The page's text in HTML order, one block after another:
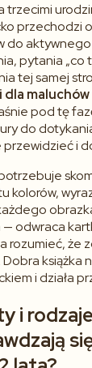
trzecimi
przechodzi
do
pytania „co
tej samej
dla maluchów
pod tę
do
i
kolorów,
— odwraca
rozumieć, że
książka
i działa
i